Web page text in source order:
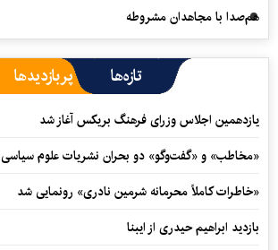
هم‌صدا با مجاهدان مشروطه
تازه‌ها پربازدیدها
یازدهمین اجلاس وزرای فرهنگ بریکس آغاز شد
«مخاطب» و «گفت‌وگو» دو بحران نشریات علوم سیاسی
«خاطرات کاملاً محرمانه شرمین نادری» رونمایی شد
بازدید ابراهیم حیدری از ایبنا